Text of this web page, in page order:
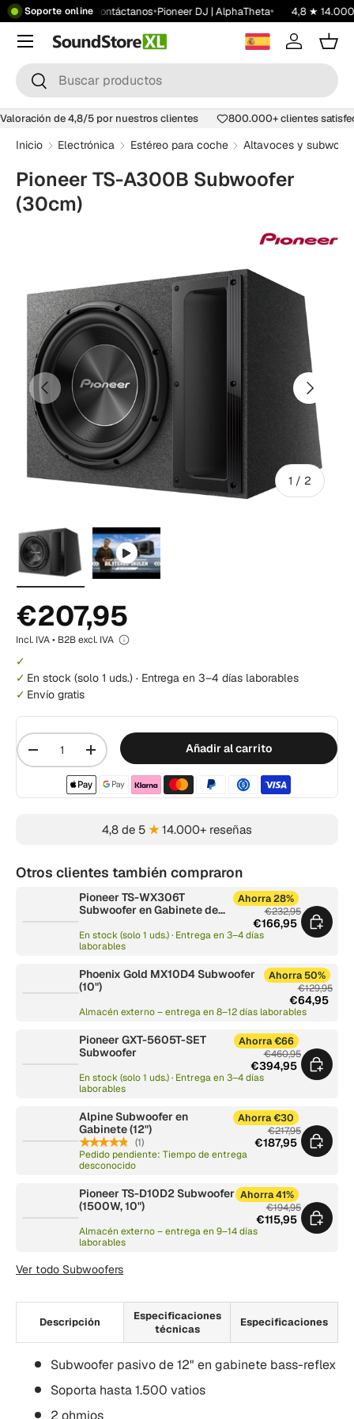
Soporte online
199 €•Showroom•Contáctanos•Pioneer DJ | AlphaTheta• 4,8 ★
Buscar
Buscar
Iniciar
Menú
Valoración de 4,8/5 por nuestros clientes 800.000+ clientes
Inicio Electrónica Estéreo para coche Altavoces y
Pioneer TS-A300B Subwoofer
(30cm)
Anterior
1 / de
2
Siguiente
€207,95
Incl. IVA • B2B excl. IVA
En stock (solo 1 uds.) · Entrega en 3–4 días laborables
Envío gratis
Cantidad
-
+ Añadir al carrito
Métodos de pago aceptados
4,8 de 5 ★14.000+ reseñas
Otros clientes también compraron
Pioneer TS-WX306T
Subwoofer en Gabinete de
Ahorra 28%
€232,95
€166,95
En stock (solo 1 uds.) · Entrega en 3–4 días
laborables
Phoenix Gold MX10D4 Subwoofer
(10")
Ahorra 50%
€129,95
€64,95
Almacén externo – entrega en 8–12 días laborables
Pioneer GXT-5605T-SET
Subwoofer
Ahorra €66
€460,95
€394,95
En stock (solo 1 uds.) · Entrega en 3–4 días
laborables
Alpine Subwoofer en
Gabinete (12")
★★★★★ (1)
Ahorra €30
€217,95
€187,95
Pedido pendiente: Tiempo de entrega
desconocido
Pioneer TS-D10D2 Subwoofer
(1500W, 10")
Ahorra 41%
€194,95
€115,95
Almacén externo – entrega en 9–14 días
laborables
Ver todo Subwoofers
Descripción
Especificaciones
técnicas
Especificaciones
Subwoofer pasivo de 12" en gabinete bass-reflex
Soporta hasta 1.500 vatios
2 ohmios